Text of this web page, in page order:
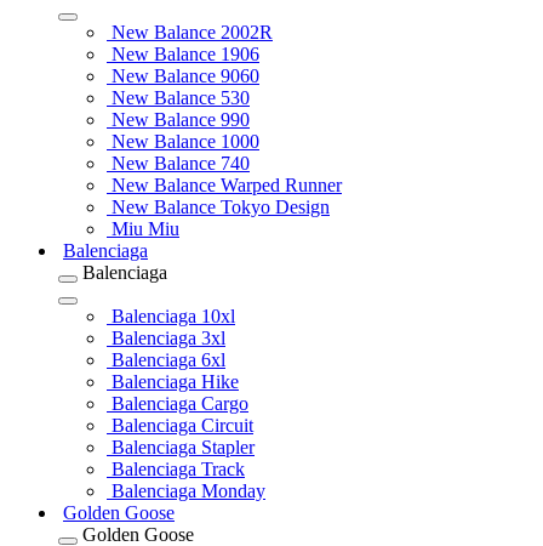
New Balance 2002R
New Balance 1906
New Balance 9060
New Balance 530
New Balance 990
New Balance 1000
New Balance 740
New Balance Warped Runner
New Balance Tokyo Design
Miu Miu
Balenciaga
Balenciaga
Balenciaga 10xl
Balenciaga 3xl
Balenciaga 6xl
Balenciaga Hike
Balenciaga Cargo
Balenciaga Circuit
Balenciaga Stapler
Balenciaga Track
Balenciaga Monday
Golden Goose
Golden Goose